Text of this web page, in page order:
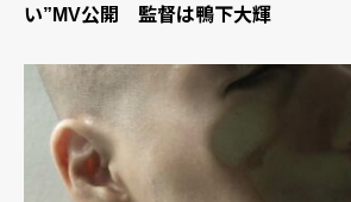
い”MV公開 監督は鴨下大輝